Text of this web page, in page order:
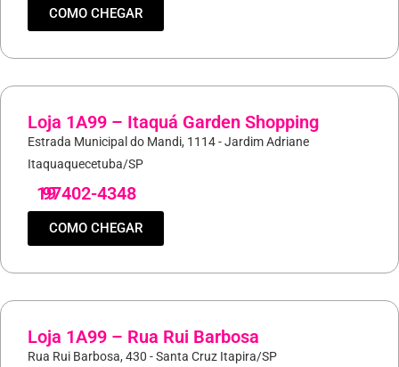
COMO CHEGAR
Loja 1A99 – Itaquá Garden Shopping
Estrada Municipal do Mandi, 1114 - Jardim Adriane
Itaquaquecetuba/SP
19
97402-4348
COMO CHEGAR
Loja 1A99 – Rua Rui Barbosa
Rua Rui Barbosa, 430 - Santa Cruz Itapira/SP